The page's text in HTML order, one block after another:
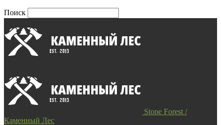
Поиск
Stone Forest /
Каменный Лес